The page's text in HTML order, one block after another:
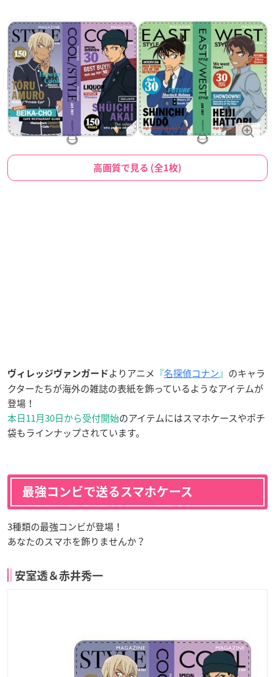
高画質で見る (全1枚)
ヴィレッジヴァンガード よりアニメ 『名探偵コナン』 のキャラ
クターたちが海外の雑誌の表紙を飾っているようなアイテムが
登場！
本日11月30日から受付開始のアイテムにはスマホケースやポチ
袋もラインナップされています。
最強コンビで送るスマホケース
3種類の最強コンビが登場！
あなたのスマホを飾りませんか？
安室透＆赤井秀一